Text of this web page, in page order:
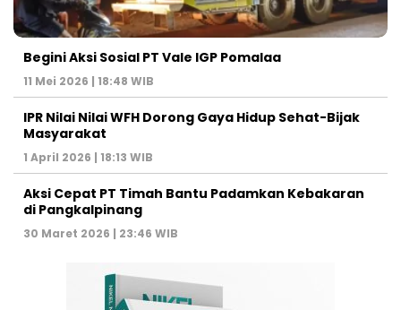
Begini Aksi Sosial PT Vale IGP Pomalaa
11 Mei 2026 | 18:48 WIB
IPR Nilai Nilai WFH Dorong Gaya Hidup Sehat-Bijak
Masyarakat
1 April 2026 | 18:13 WIB
Aksi Cepat PT Timah Bantu Padamkan Kebakaran
di Pangkalpinang
30 Maret 2026 | 23:46 WIB